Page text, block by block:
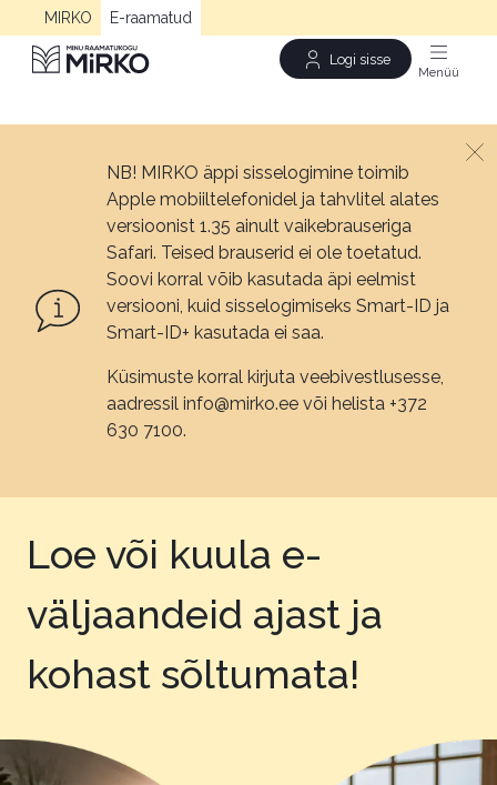
MIRKO E-raamatud
Logi sisse
NB! MIRKO äppi sisselogimine toimib
Apple mobiiltelefonidel ja tahvlitel alates
versioonist 1.35 ainult vaikebrauseriga
Safari. Teised brauserid ei ole toetatud.
Soovi korral võib kasutada äpi eelmist
versiooni, kuid sisselogimiseks Smart-ID ja
Smart-ID+ kasutada ei saa.
Küsimuste korral kirjuta veebivestlusesse,
aadressil info@mirko.ee või helista +372
630 7100.
Loe või kuula e-
väljaandeid ajast ja
kohast sõltumata!